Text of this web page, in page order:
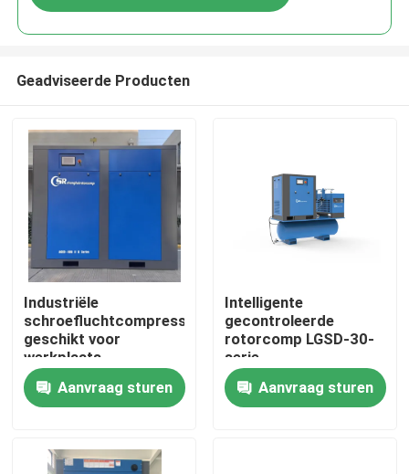
Huis
Producten
Videos
Geadviseerde Producten
Industriële
schroefluchtcompressor
geschikt voor
werkplaats
Aanvraag sturen
Intelligente
gecontroleerde
rotorcomp LGSD-30-
serie
Energiebesparende
roterende
luchtschroefcompressor
Aanvraag sturen